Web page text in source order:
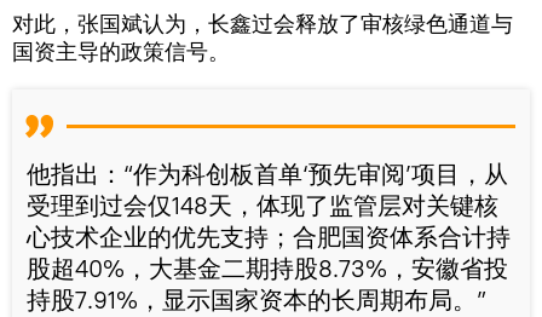
对此，张国斌认为，长鑫过会释放了审核绿色通道与
国资主导的政策信号。
他指出：“作为科创板首单‘预先审阅’项目，从
受理到过会仅148天，体现了监管层对关键核
心技术企业的优先支持；合肥国资体系合计持
股超40%，大基金二期持股8.73%，安徽省投
持股7.91%，显示国家资本的长周期布局。”